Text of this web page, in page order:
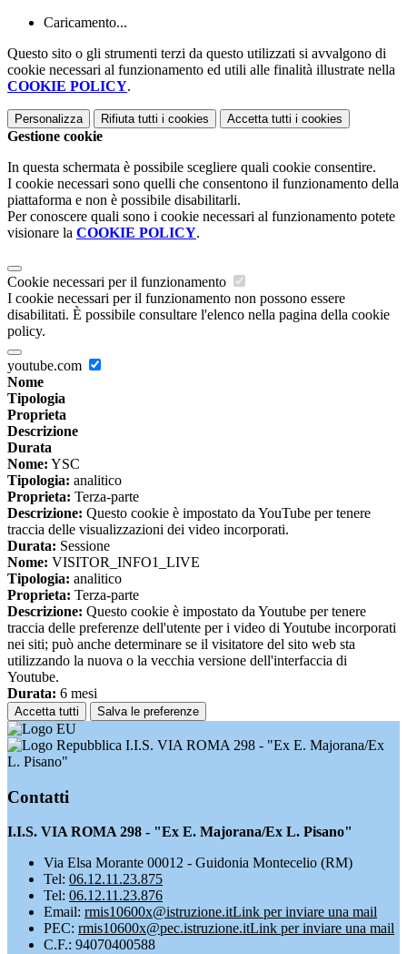
Caricamento...
Questo sito o gli strumenti terzi da questo utilizzati si avvalgono di
cookie necessari al funzionamento ed utili alle finalità illustrate nella
COOKIE POLICY.
Personalizza Rifiuta tutti i cookies Accetta tutti i cookies
Gestione cookie
In questa schermata è possibile scegliere quali cookie consentire.
I cookie necessari sono quelli che consentono il funzionamento della
piattaforma e non è possibile disabilitarli.
Per conoscere quali sono i cookie necessari al funzionamento potete
visionare la COOKIE POLICY.
Cookie necessari per il funzionamento
I cookie necessari per il funzionamento non possono essere
disabilitati. È possibile consultare l'elenco nella pagina della cookie
policy.
youtube.com
Nome
Tipologia
Proprieta
Descrizione
Durata
Nome: YSC
Tipologia: analitico
Proprieta: Terza-parte
Descrizione: Questo cookie è impostato da YouTube per tenere
traccia delle visualizzazioni dei video incorporati.
Durata: Sessione
Nome: VISITOR_INFO1_LIVE
Tipologia: analitico
Proprieta: Terza-parte
Descrizione: Questo cookie è impostato da Youtube per tenere
traccia delle preferenze dell'utente per i video di Youtube incorporati
nei siti; può anche determinare se il visitatore del sito web sta
utilizzando la nuova o la vecchia versione dell'interfaccia di
Youtube.
Durata: 6 mesi
Accetta tutti Salva le preferenze
I.I.S. VIA ROMA 298 - "Ex E. Majorana/Ex
L. Pisano"
Contatti
I.I.S. VIA ROMA 298 - "Ex E. Majorana/Ex L. Pisano"
Via Elsa Morante 00012 - Guidonia Montecelio (RM)
Tel: 06.12.11.23.875
Tel: 06.12.11.23.876
Email: rmis10600x@istruzione.itLink per inviare una mail
PEC: rmis10600x@pec.istruzione.itLink per inviare una mail
C.F.: 94070400588